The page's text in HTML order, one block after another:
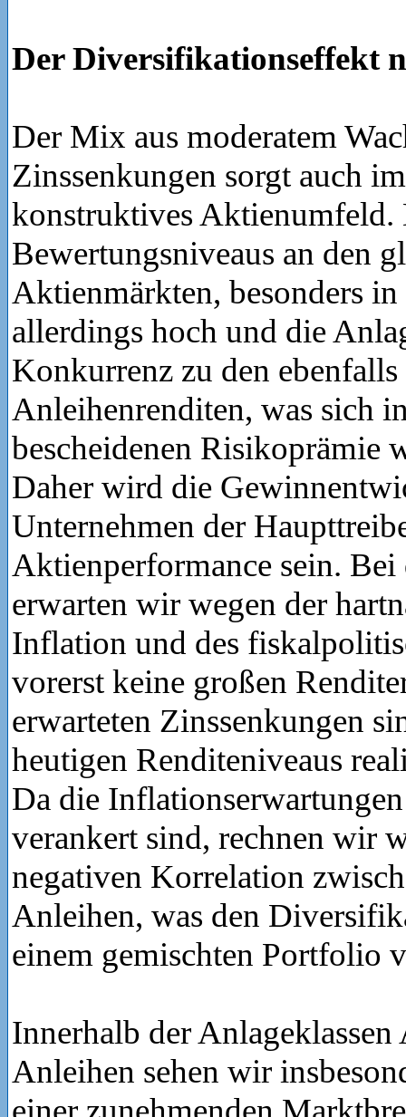
Der Diversifikationseffekt
Der Mix aus moderatem
Zinssenkungen sorgt auch
konstruktives Aktienumfeld.
Bewertungsniveaus an den
Aktienmärkten, besonders
allerdings hoch und die
Konkurrenz zu den ebenfalls
Anleihenrenditen, was sich
bescheidenen Risikoprämie
Daher wird die
Unternehmen der
Aktienperformance sein.
erwarten wir wegen der
Inflation und des
vorerst keine großen
erwarteten Zinssenkungen
heutigen Renditeniveaus
Da die
verankert sind, rechnen wir
negativen Korrelation
Anleihen, was den
einem gemischten Portfolio
Innerhalb der
Anleihen sehen wir